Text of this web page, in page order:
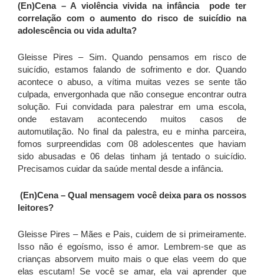
(En)Cena – A violência vivida na infância pode ter
correlação com o aumento do risco de suicídio na
adolescência ou vida adulta?
Gleisse Pires – Sim. Quando pensamos em risco de
suicídio, estamos falando de sofrimento e dor. Quando
acontece o abuso, a vítima muitas vezes se sente tão
culpada, envergonhada que não consegue encontrar outra
solução. Fui convidada para palestrar em uma escola,
onde estavam acontecendo muitos casos de
automutilação. No final da palestra, eu e minha parceira,
fomos surpreendidas com 08 adolescentes que haviam
sido abusadas e 06 delas tinham já tentado o suicídio.
Precisamos cuidar da saúde mental desde a infância.
(En)Cena – Qual mensagem você deixa para os nossos
leitores?
Gleisse Pires – Mães e Pais, cuidem de si primeiramente.
Isso não é egoísmo, isso é amor. Lembrem-se que as
crianças absorvem muito mais o que elas veem do que
elas escutam! Se você se amar, ela vai aprender que